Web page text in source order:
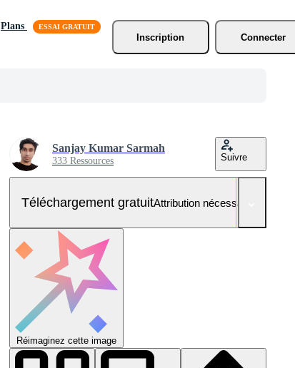
Plans
Inscription
Connecter
Sanjay Kumar Sarmah
333 Ressources Suivre
Téléchargement gratuitAttribution nécessaire
Réimaginez cette image